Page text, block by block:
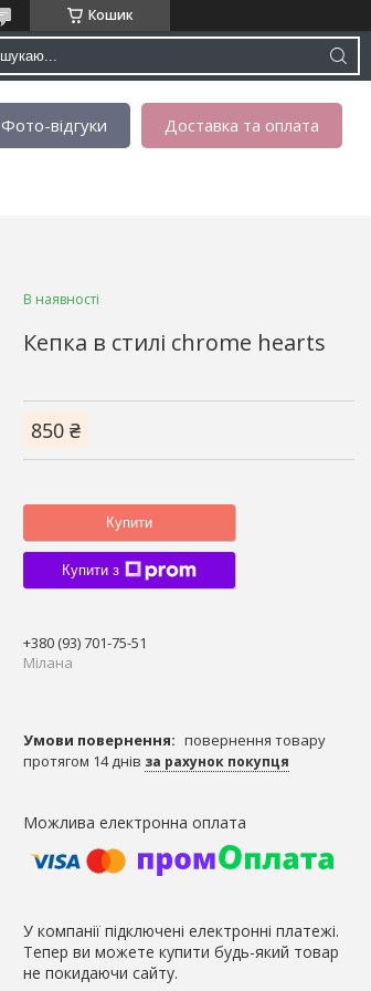
Кошик
Фото-відгуки Доставка та оплата
В наявності
Кепка в стилі chrome hearts
850 ₴
Купити
Купити з
+380 (93) 701-75-51
Мілана
повернення товару
протягом 14 днів за рахунок покупця
У компанії підключені електронні платежі.
Тепер ви можете купити будь-який товар
не покидаючи сайту.